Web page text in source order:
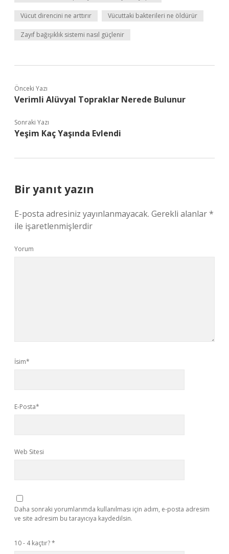
Vücut direncini ne arttırır Vücuttaki bakterileri ne öldürür
Zayıf bağışıklık sistemi nasıl güçlenir
Önceki Yazı
Verimli Alüvyal Topraklar Nerede Bulunur
Sonraki Yazı
Yeşim Kaç Yaşında Evlendi
Bir yanıt yazın
E-posta adresiniz yayınlanmayacak. Gerekli alanlar*
ile işaretlenmişlerdir
Yorum
İsim*
E-Posta*
Web Sitesi
Daha sonraki yorumlarımda kullanılması için adım, e-posta adresim
ve site adresim bu tarayıcıya kaydedilsin.
10 - 4 kaçtır?*